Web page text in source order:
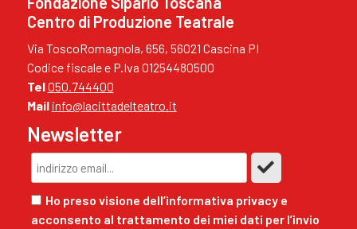
Centro di Produzione Teatrale
Via ToscoRomagnola, 656, 56021 Cascina PI
Codice fiscale e P.Iva 01254480500
Tel050.744400
Mail info@lacittadelteatro.it
Newsletter
Ho preso visione dell’informativa privacy e
acconsento al trattamento dei miei dati per l’invio